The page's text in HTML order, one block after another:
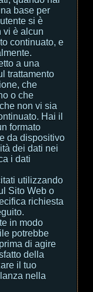
base per
si è
vi è alcun
continuato, e
a una
trattamento
che
o che
non vi sia
Hai il
formato
da dispositivo
dei dati nei
i dati
utilizzando
Sito Web o
richiesta
in modo
potrebbe
di agire
della
il tuo
nella